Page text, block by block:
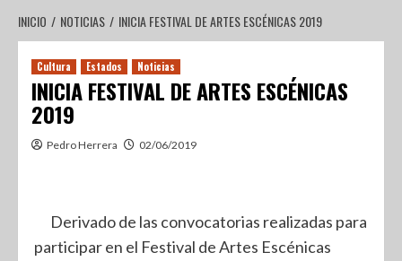
INICIO NOTICIAS INICIA FESTIVAL DE ARTES ESCÉNICAS 2019
Cultura Estados Noticias
INICIA FESTIVAL DE ARTES ESCÉNICAS
2019
Pedro Herrera 02/06/2019
Derivado de las convocatorias realizadas para
participar en el Festival de Artes Escénicas